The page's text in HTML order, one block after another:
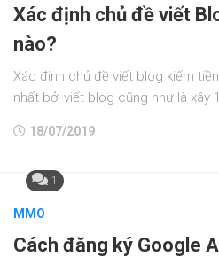
Xác định chủ đề viết
nào?
Xác định chủ đề viết blog kiếm
nhất bởi viết blog cũng như là xây
18/07/2019
1
MMO
Cách đăng ký Google